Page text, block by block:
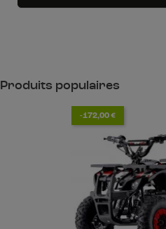
Produits populaires
-172,00 €